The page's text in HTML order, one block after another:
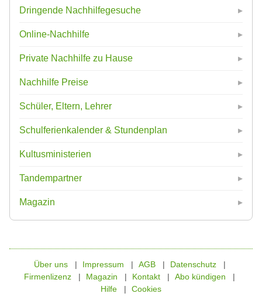
Dringende Nachhilfegesuche
Online-Nachhilfe
Private Nachhilfe zu Hause
Nachhilfe Preise
Schüler, Eltern, Lehrer
Schulferienkalender & Stundenplan
Kultusministerien
Tandempartner
Magazin
Über uns Impressum AGB
Datenschutz
Firmenlizenz
Magazin Kontakt
Abo kündigen
Hilfe
Cookies